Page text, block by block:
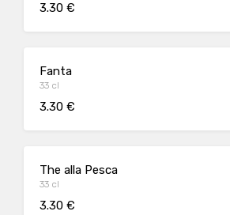
3.30 €
Fanta
33 cl
3.30 €
The alla Pesca
33 cl
3.30 €